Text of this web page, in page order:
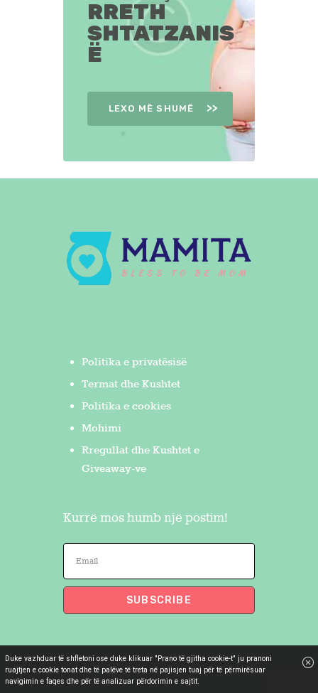
RRETH
SHTATZANIS
Ë
LEXO MË SHUMË
Politika e privatësisë
Termat dhe Kushtet
Politika e cookies
Mohimi
Rregullat dhe Kushtet e
Giveaway-ve
Kurrë mos humb një postim!
Flakron Saidi© 2026. All Rights
Reserved.
Duke vazhduar të shfletoni ose duke klikuar "Prano të gjitha cookie-t" ju pranoni
ruajtjen e cookie tonat dhe të palëve të treta në pajisjen tuaj për të përmirësuar
navigimin e faqes dhe për të analizuar përdorimin e sajtit.